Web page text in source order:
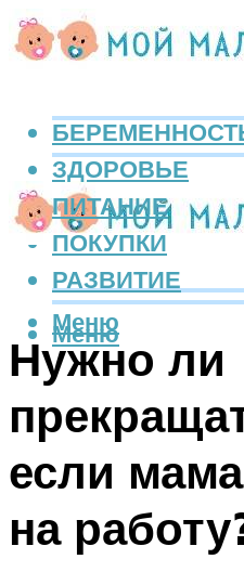
ЗДОРОВЬЕ
ПИТАНИЕ
ПОКУПКИ
РАЗВИТИЕ
Меню
Меню
Нужно ли
если
на